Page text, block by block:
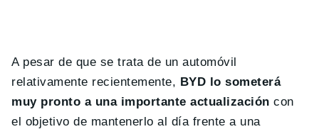
A pesar de que se trata de un automóvil
relativamente recientemente, BYD lo someterá
muy pronto a una importante actualización con
el objetivo de mantenerlo al día frente a una